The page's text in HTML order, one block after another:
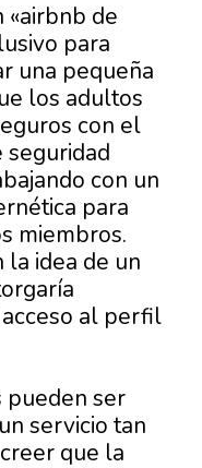
«airbnb de
para
una pequeña
los adultos
con el
seguridad
con un
para
miembros.
la idea de un
al perfil
pueden ser
servicio tan
que la